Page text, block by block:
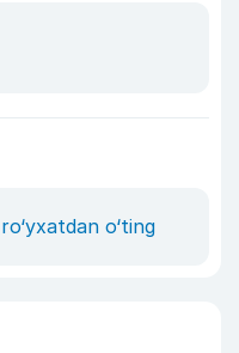
ro‘yxatdan o‘ting